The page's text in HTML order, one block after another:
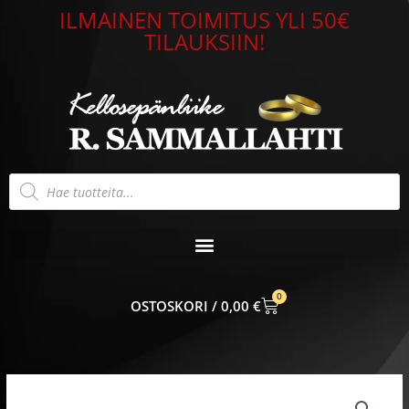
ILMAINEN TOIMITUS YLI 50€
TILAUKSIIN!
Products
search
0,00 €
0
CART